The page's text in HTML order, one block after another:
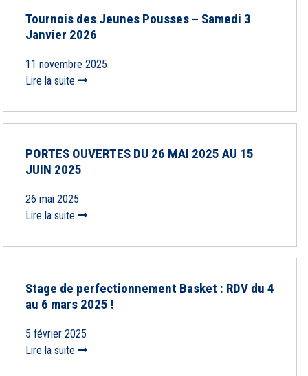
Tournois des Jeunes Pousses – Samedi 3
Janvier 2026
11 novembre 2025
Lire la suite
PORTES OUVERTES DU 26 MAI 2025 AU 15
JUIN 2025
26 mai 2025
Lire la suite
Stage de perfectionnement Basket : RDV du 4
au 6 mars 2025 !
5 février 2025
Lire la suite